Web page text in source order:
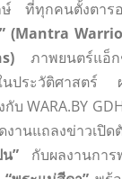
ษ์ ที่ทุกคนตั้งตาร
(Mantra
ภาพยนตร์แอ็ก
นประวัติศาสตร์
บ WARA.BY
านแถลงข่าวเปิ
”กับผลงานการ